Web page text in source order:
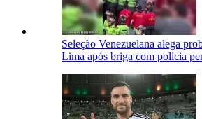
Seleção Venezuelana alega
Lima após briga com polícia